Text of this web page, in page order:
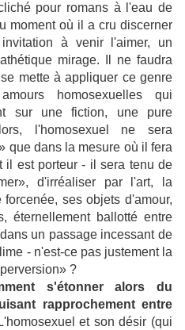
pour romans à l'eau de
moment où il a cru discerner
à venir l'aimer, un
mirage. Il ne faudra
mette à appliquer ce genre
homosexuelles qui
sur une fiction, une pure
l'homosexuel ne sera
que dans la mesure où il fera
il est porteur - il sera tenu de
d'irréaliser par l'art, la
ses objets d'amour,
éternellement ballotté entre
un passage incessant de
- n'est-ce pas justement la
?
s'étonner alors du
rapprochement entre
et son désir (qui